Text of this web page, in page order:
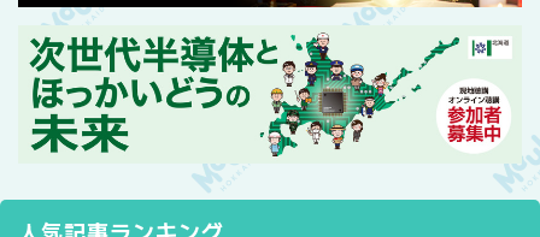
人気記事ランキング